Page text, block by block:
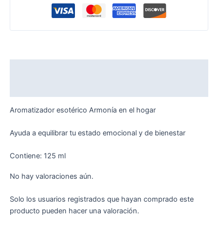
Aromatizador esotérico Armonía en el hogar
Ayuda a equilibrar tu estado emocional y de bienestar
Contiene: 125 ml
No hay valoraciones aún.
Solo los usuarios registrados que hayan comprado este
producto pueden hacer una valoración.